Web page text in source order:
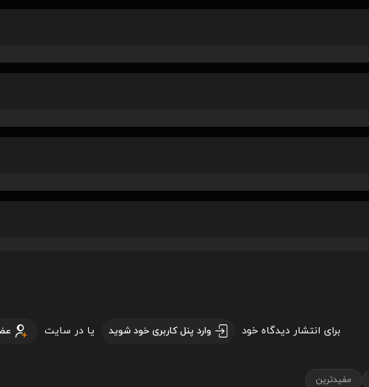
برای انتشار دیدگاه خود وارد پنل کاربری خود شوید یا در سایت
مفیدترین